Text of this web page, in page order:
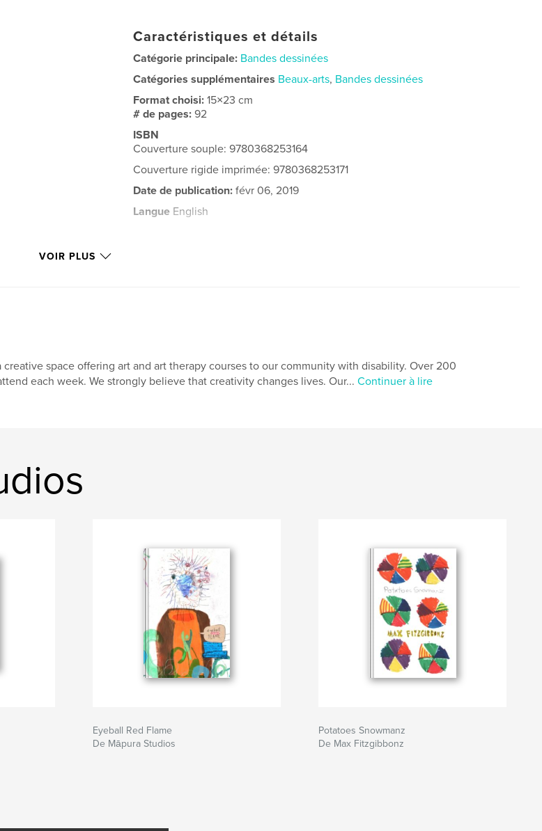
Caractéristiques et détails
Catégorie principale: Bandes dessinées
Catégories supplémentaires Beaux-arts, Bandes dessinées
Format choisi:15×23 cm
# de pages:92
ISBN
Couverture souple: 9780368253164
Couverture rigide imprimée: 9780368253171
Date de publication: févr 06, 2019
Langue English
VOIR PLUS
creative space offering art and art therapy courses to our community with disability. Over 200
each week. We strongly believe that creativity changes lives. Our... Continuer à lire
Eyeball Red Flame
De Māpura Studios
Potatoes Snowmanz
De Max Fitzgibbonz